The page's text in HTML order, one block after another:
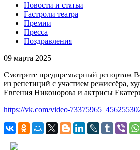
Новости и статьи
Гастроли театра
Премии
Пресса
Поздравления
09 марта 2025
Смотрите предпремьерный репортаж
из репетиций с участием режиссёра,
Евгения Никонорова и актрисы
https://vk.com/video-